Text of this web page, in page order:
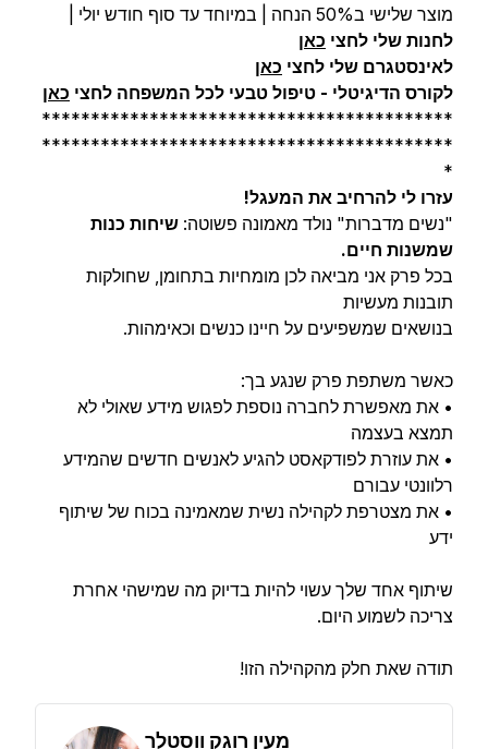
מוצר שלישי ב50% הנחה | במיוחד עד סוף חודש יולי |
לחנות שלי לחצי כאן
לאינסטגרם שלי לחצי כאן
לקורס הדיגיטלי - טיפול טבעי לכל המשפחה לחצי כאן
******************************************
******************************************
*
עזרו לי להרחיב את המעגל!
"נשים מדברות" נולד מאמונה פשוטה: שיחות כנות
שמשנות חיים.
בכל פרק אני מביאה לכן מומחיות בתחומן, שחולקות
תובנות מעשיות
בנושאים שמשפיעים על חיינו כנשים וכאימהות.
כאשר משתפת פרק שנגע בך:
• את מאפשרת לחברה נוספת לפגוש מידע שאולי לא
תמצא בעצמה
• את עוזרת לפודקאסט להגיע לאנשים חדשים שהמידע
רלוונטי עבורם
• את מצטרפת לקהילה נשית שמאמינה בכוח של שיתוף
ידע
שיתוף אחד שלך עשוי להיות בדיוק מה שמישהי אחרת
צריכה לשמוע היום.
תודה שאת חלק מהקהילה הזו!
מעין רוגק ווסטלר